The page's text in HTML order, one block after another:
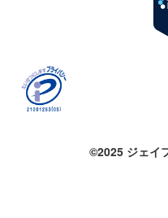
©2025 ジェイ